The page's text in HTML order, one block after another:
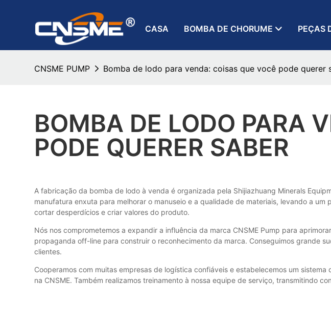
CASA BOMBA DE CHORUME PEÇAS
CNSME PUMP Bomba de lodo para venda: coisas que você pode querer
BOMBA DE LODO PARA
PODE QUERER SABER
A fabricação da bomba de lodo à venda é organizada pela Shijiazhuang Minerals
manufatura enxuta para melhorar o manuseio e a qualidade de materiais, levando a
cortar desperdícios e criar valores do produto.
Nós nos comprometemos a expandir a influência da marca CNSME Pump para
propaganda off-line para construir o reconhecimento da marca. Conseguimos grande
clientes.
Cooperamos com muitas empresas de logística confiáveis ​​e estabelecemos um
na CNSME. Também realizamos treinamento à nossa equipe de serviço, transmitindo